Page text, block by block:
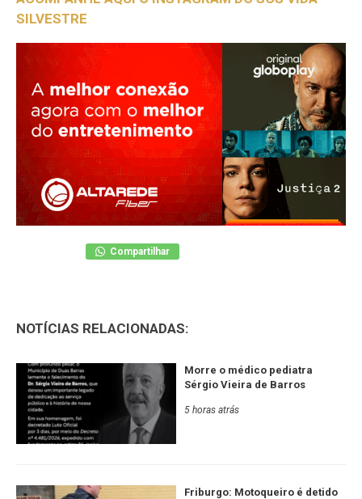
SILVESTRE
Compartilhar
NOTÍCIAS RELACIONADAS:
Morre o médico pediatra
Sérgio Vieira de Barros
5 horas atrás
Friburgo: Motoqueiro é detido